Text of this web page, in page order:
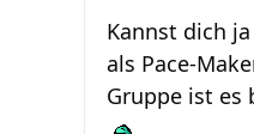
Kannst dich
als Pace-
Gruppe ist es